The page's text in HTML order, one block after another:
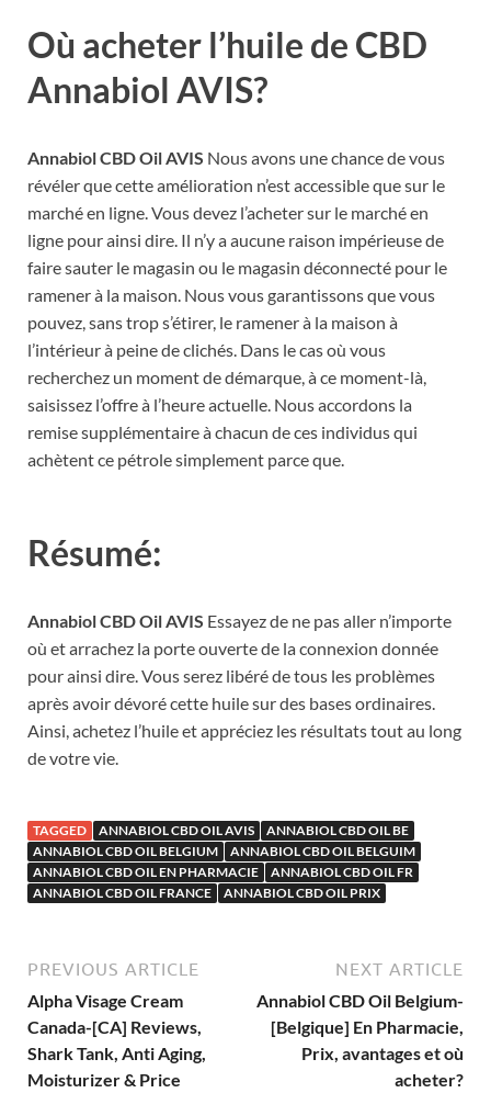
Où acheter l’huile de CBD
Annabiol AVIS?
Annabiol CBD Oil AVIS Nous avons une chance de vous
révéler que cette amélioration n’est accessible que sur le
marché en ligne. Vous devez l’acheter sur le marché en
ligne pour ainsi dire. Il n’y a aucune raison impérieuse de
faire sauter le magasin ou le magasin déconnecté pour le
ramener à la maison. Nous vous garantissons que vous
pouvez, sans trop s’étirer, le ramener à la maison à
l’intérieur à peine de clichés. Dans le cas où vous
recherchez un moment de démarque, à ce moment-là,
saisissez l’offre à l’heure actuelle. Nous accordons la
remise supplémentaire à chacun de ces individus qui
achètent ce pétrole simplement parce que.
Résumé:
Annabiol CBD Oil AVIS Essayez de ne pas aller n’importe
où et arrachez la porte ouverte de la connexion donnée
pour ainsi dire. Vous serez libéré de tous les problèmes
après avoir dévoré cette huile sur des bases ordinaires.
Ainsi, achetez l’huile et appréciez les résultats tout au long
de votre vie.
TAGGED ANNABIOL CBD OIL AVIS
ANNABIOL CBD OIL BE
ANNABIOL CBD OIL BELGIUM
ANNABIOL CBD OIL BELGUIM
ANNABIOL CBD OIL EN PHARMACIE
ANNABIOL CBD OIL FR
ANNABIOL CBD OIL FRANCE
ANNABIOL CBD OIL PRIX
PREVIOUS ARTICLE
Alpha Visage Cream
Canada-[CA] Reviews,
Shark Tank, Anti Aging,
Moisturizer & Price
NEXT ARTICLE
Annabiol CBD Oil Belgium-
[Belgique] En Pharmacie,
Prix, avantages et où
acheter?